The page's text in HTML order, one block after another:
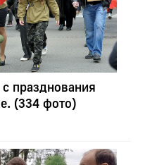
празднования
(334 фото)